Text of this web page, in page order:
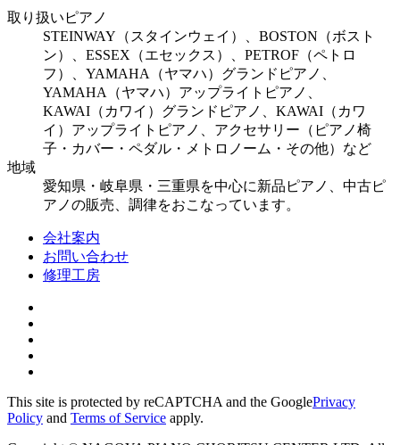
取り扱いピアノ
STEINWAY（スタインウェイ）、BOSTON（ボスト
ン）、ESSEX（エセックス）、PETROF（ペトロ
フ）、YAMAHA（ヤマハ）グランドピアノ、
YAMAHA（ヤマハ）アップライトピアノ、
KAWAI（カワイ）グランドピアノ、KAWAI（カワ
イ）アップライトピアノ、アクセサリー（ピアノ椅
子・カバー・ペダル・メトロノーム・その他）など
地域
愛知県・岐阜県・三重県を中心に新品ピアノ、中古ピ
アノの販売、調律をおこなっています。
会社案内
お問い合わせ
修理工房
This site is protected by reCAPTCHA and the GooglePrivacy
Policy and Terms of Service apply.